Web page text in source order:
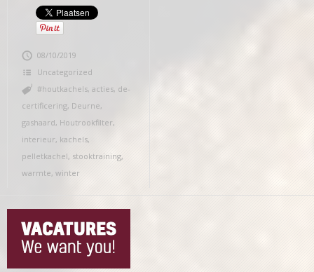
08/10/2019
Uncategorized
#houtkachels, acties, de-
certificering, Deurne,
gashaard, Houtrookfilter,
interieur, kachels,
pelletkachel, stooktraining,
warmte, winter